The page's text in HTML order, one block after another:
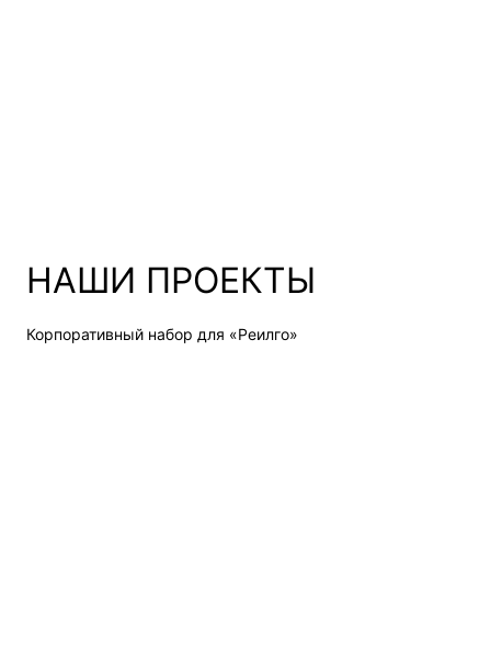
НАШИ ПРОЕКТЫ
Корпоративный набор для «Реилго»